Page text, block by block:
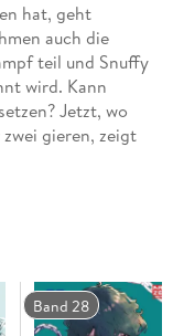
hat, geht
auch die
teil und Snuffy
wird. Kann
Jetzt, wo
gieren, zeigt
Band 28